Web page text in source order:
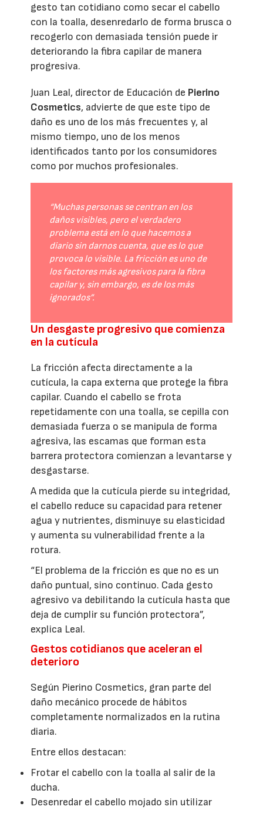
gesto tan cotidiano como secar el cabello
con la toalla, desenredarlo de forma brusca o
recogerlo con demasiada tensión puede ir
deteriorando la fibra capilar de manera
progresiva.
Juan Leal, director de Educación de Pierino
Cosmetics, advierte de que este tipo de
daño es uno de los más frecuentes y, al
mismo tiempo, uno de los menos
identificados tanto por los consumidores
como por muchos profesionales.
“Muchas personas se centran en los
daños visibles, pero el verdadero
problema está en lo que hacemos a
diario sin darnos cuenta, que es lo que
provoca lo visible. La fricción es uno de
los factores más agresivos para la fibra
capilar y, sin embargo, es de los más
ignorados”.
Un desgaste progresivo que comienza
en la cutícula
La fricción afecta directamente a la
cutícula, la capa externa que protege la fibra
capilar. Cuando el cabello se frota
repetidamente con una toalla, se cepilla con
demasiada fuerza o se manipula de forma
agresiva, las escamas que forman esta
barrera protectora comienzan a levantarse y
desgastarse.
A medida que la cutícula pierde su integridad,
el cabello reduce su capacidad para retener
agua y nutrientes, disminuye su elasticidad
y aumenta su vulnerabilidad frente a la
rotura.
“El problema de la fricción es que no es un
daño puntual, sino continuo. Cada gesto
agresivo va debilitando la cutícula hasta que
deja de cumplir su función protectora”,
explica Leal.
Gestos cotidianos que aceleran el
deterioro
Según Pierino Cosmetics, gran parte del
daño mecánico procede de hábitos
completamente normalizados en la rutina
diaria.
Entre ellos destacan:
Frotar el cabello con la toalla al salir de la
ducha.
Desenredar el cabello mojado sin utilizar